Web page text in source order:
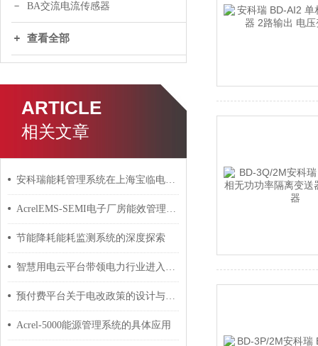
BA交流电流传感器
查看全部
ARTICLE
相关文章
安科瑞能耗管理系统在上海宝临电气光伏项目一期的应用
AcrelEMS-SEMI电子厂房能效管理平台的解决方案
节能降耗能耗监测系统的深度探索
智慧用电云平台带领电力行业进入智能新时代
预付费平台关于电改政策的设计与应用
Acrel-5000能源管理系统的具体应用